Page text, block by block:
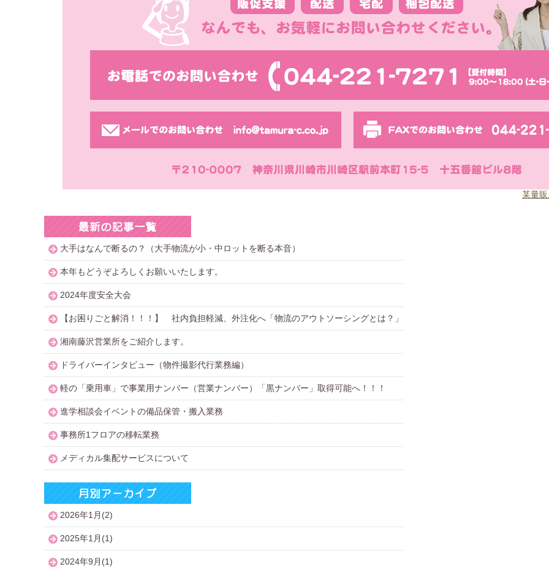
某量販
大手はなんで断るの？（大手物流が小・中ロットを断る本音）
本年もどうぞよろしくお願いいたします。
2024年度安全大会
【お困りごと解消！！！】 社内負担軽減、外注化へ「物流のアウトソーシングとは？」
湘南藤沢営業所をご紹介します。
ドライバーインタビュー（物件撮影代行業務編）
軽の「乗用車」で事業用ナンバー（営業ナンバー）「黒ナンバー」取得可能へ！！！
進学相談会イベントの備品保管・搬入業務
事務所1フロアの移転業務
メディカル集配サービスについて
2026年1月(2)
2025年1月(1)
2024年9月(1)